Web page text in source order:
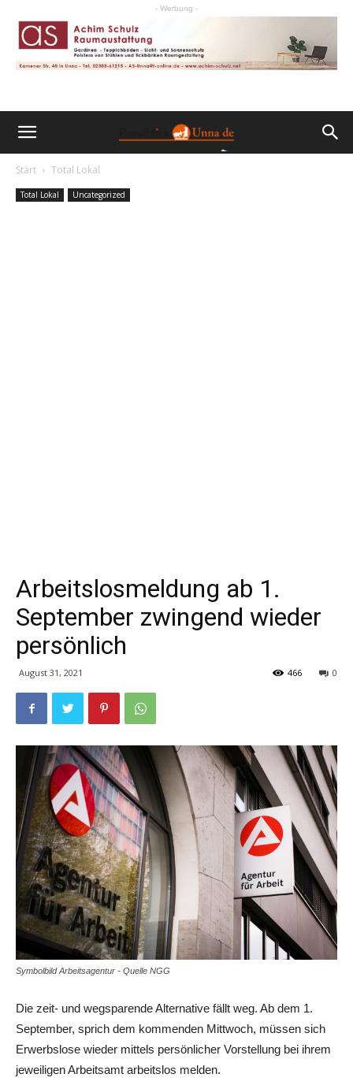
- Werbung -
Start Total Lokal
Total Lokal Uncategorized
Arbeitslosmeldung ab 1.
September zwingend wieder
persönlich
August 31, 2021 0
466
Symbolbild Arbeitsagentur - Quelle NGG
Die zeit- und wegsparende Alternative fällt weg. Ab dem 1.
September, sprich dem kommenden Mittwoch, müssen sich
Erwerbslose wieder mittels persönlicher Vorstellung bei ihrem
jeweiligen Arbeitsamt arbeitslos melden.